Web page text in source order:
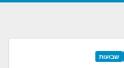
שבועות